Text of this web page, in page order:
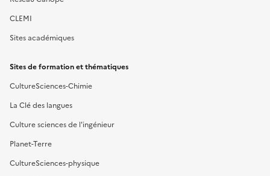
CLEMI
Sites académiques
Sites de formation et thématiques
CultureSciences-Chimie
La Clé des langues
Culture sciences de l'ingénieur
Planet-Terre
CultureSciences-physique